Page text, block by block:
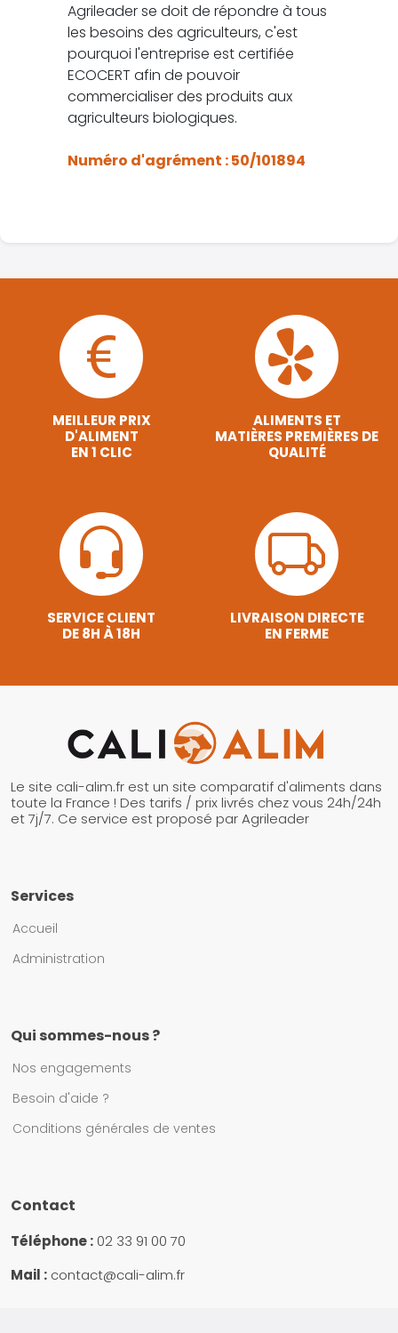
Agrileader se doit de répondre à tous
les besoins des agriculteurs, c'est
pourquoi l'entreprise est certifiée
ECOCERT afin de pouvoir
commercialiser des produits aux
agriculteurs biologiques.
Numéro d'agrément : 50/101894
MEILLEUR PRIX
D'ALIMENT
EN 1 CLIC
ALIMENTS ET
MATIÈRES PREMIÈRES DE
QUALITÉ
SERVICE CLIENT
DE 8H À 18H
LIVRAISON DIRECTE
EN FERME
Le site cali-alim.fr est un site comparatif d'aliments dans
toute la France ! Des tarifs / prix livrés chez vous 24h/24h
et 7j/7. Ce service est proposé par Agrileader
Services
Accueil
Administration
Qui sommes-nous ?
Nos engagements
Besoin d'aide ?
Conditions générales de ventes
Contact
Téléphone : 02 33 91 00 70
Mail : contact@cali-alim.fr